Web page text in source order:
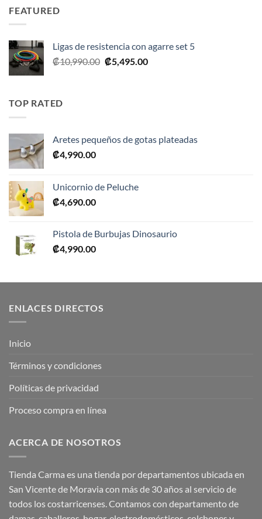
FEATURED
Ligas de resistencia con agarre set 5
₡10,990.00 El
₡5,495.00El
TOP RATED
Aretes pequeños de gotas plateadas
₡4,990.00
Unicornio de Peluche
₡4,690.00
Pistola de Burbujas Dinosaurio
₡4,990.00
ENLACES DIRECTOS
Inicio
Términos y condiciones
Políticas de privacidad
Proceso compra en línea
ACERCA DE NOSOTROS
Tienda Carma es una tienda por departamentos ubicada en
San Vicente de Moravia con más de 30 años al servicio de
todos los costarricenses. Contamos con departamento de